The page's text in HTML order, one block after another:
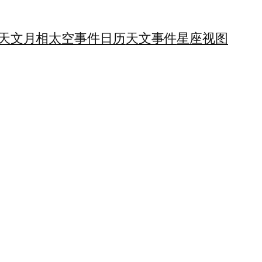
文月相太空事件日历天文事件星座视图